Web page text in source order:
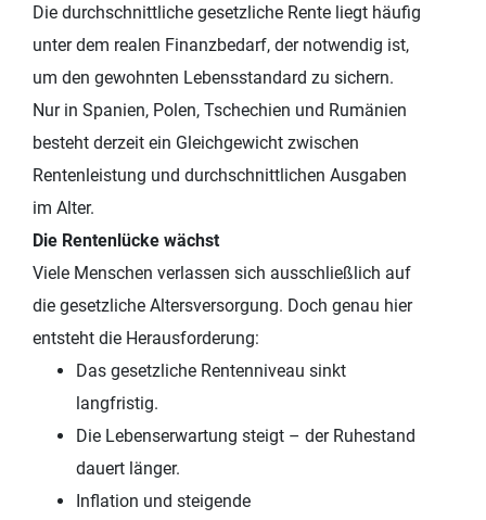
Die durchschnittliche gesetzliche Rente liegt häufig
unter dem realen Finanzbedarf, der notwendig ist,
um den gewohnten Lebensstandard zu sichern.
Nur in Spanien, Polen, Tschechien und Rumänien
besteht derzeit ein Gleichgewicht zwischen
Rentenleistung und durchschnittlichen Ausgaben
im Alter.
Die Rentenlücke wächst
Viele Menschen verlassen sich ausschließlich auf
die gesetzliche Altersversorgung. Doch genau hier
entsteht die Herausforderung:
Das gesetzliche Rentenniveau sinkt
langfristig.
Die Lebenserwartung steigt – der Ruhestand
dauert länger.
Inflation und steigende